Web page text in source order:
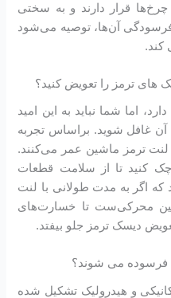
قرار دارند و به سختی
آن‌ها، توصیه می‌شود
ترمز را تعویض کنید؟
شما نباید به این امید
شوید. براساس تجربه
ترمز ماشین عمر می‌کنند.
تا از سلامت قطعات
به مدت طولانی با لنت
محرکی‌ست تا خسارت‌های
دیسک ترمز جلو بیفتد.
می شوند؟
و هیدرولیک تشکیل شده